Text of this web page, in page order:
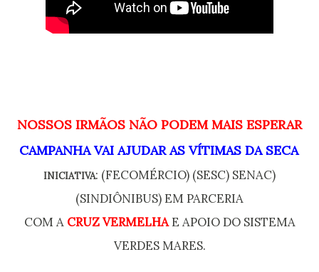
NOSSOS IRMÃOS NÃO PODEM MAIS ESPERAR
CAMPANHA VAI AJUDAR AS VÍTIMAS DA SECA
INICIATIVA: (FECOMÉRCIO) (SESC) SENAC)
(SINDIÔNIBUS) EM PARCERIA
COM ACRUZ VERMELHAE APOIO DO SISTEMA
VERDES MARES.